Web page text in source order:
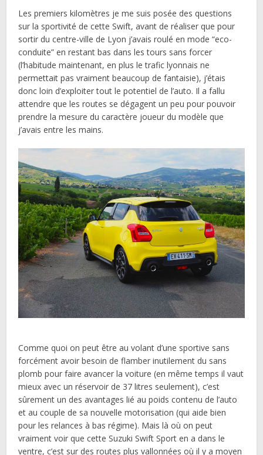
Les premiers kilomètres je me suis posée des questions
sur la sportivité de cette Swift, avant de réaliser que pour
sortir du centre-ville de Lyon j’avais roulé en mode “eco-
conduite” en restant bas dans les tours sans forcer
(l’habitude maintenant, en plus le trafic lyonnais ne
permettait pas vraiment beaucoup de fantaisie), j’étais
donc loin d’exploiter tout le potentiel de l’auto. Il a fallu
attendre que les routes se dégagent un peu pour pouvoir
prendre la mesure du caractère joueur du modèle que
j’avais entre les mains.
Comme quoi on peut être au volant d’une sportive sans
forcément avoir besoin de flamber inutilement du sans
plomb pour faire avancer la voiture (en même temps il vaut
mieux avec un réservoir de 37 litres seulement), c’est
sûrement un des avantages lié au poids contenu de l’auto
et au couple de sa nouvelle motorisation (qui aide bien
pour les relances à bas régime). Mais là où on peut
vraiment voir que cette Suzuki Swift Sport en a dans le
ventre, c’est sur des routes plus vallonnées où il y a moyen